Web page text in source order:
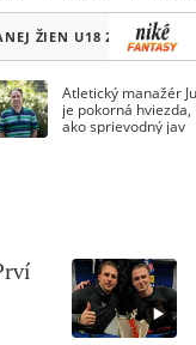
ŽIEN U18 2026
Atletický manažér
je pokorná
ako sprievodný jav